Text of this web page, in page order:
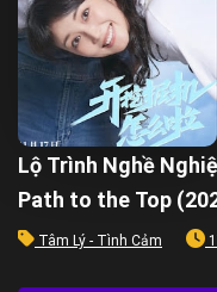
Lộ Trình Nghề
Path to the Top
Tâm Lý - Tình Cảm